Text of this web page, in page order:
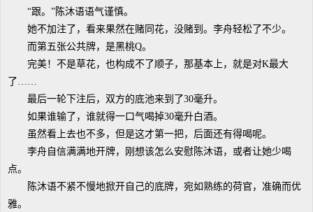
“跟。”陈沐语语气谨慎。
她不加注了，看来果然在赌同花，没赌到。李舟轻松了不少。
而第五张公共牌，是黑桃Q。
完美！不是草花，也构成不了顺子，那基本上，就是对K最大
了……
最后一轮下注后，双方的底池来到了30毫升。
如果谁输了，谁就得一口气喝掉30毫升白酒。
虽然看上去也不多，但是这才第一把，后面还有得喝呢。
李舟自信满满地开牌，刚想该怎么安慰陈沐语，或者让她少喝
点。
陈沐语不紧不慢地掀开自己的底牌，宛如熟练的荷官，准确而优
雅。